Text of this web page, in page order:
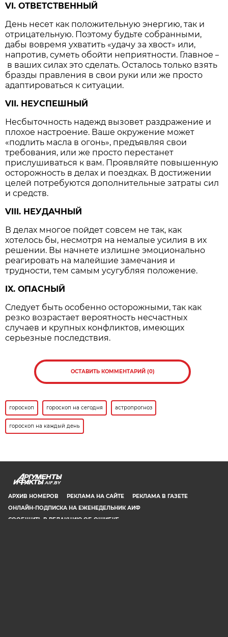
VI. ОТВЕТСТВЕННЫЙ
День несет как положительную энергию, так и
отрицательную. Поэтому будьте собранными,
дабы вовремя ухватить «удачу за хвост» или,
напротив, суметь обойти неприятности. Главное–
в ваших силах это сделать. Осталось только взять
бразды правления в свои руки или же просто
адаптироваться к ситуации.
VII. НЕУСПЕШНЫЙ
Несбыточность надежд вызовет раздражение и
плохое настроение. Ваше окружение может
«подлить масла в огонь», предъявляя свои
требования, или же просто перестанет
прислушиваться к вам. Проявляйте повышенную
осторожность в делах и поездках. В достижении
целей потребуются дополнительные затраты сил
и средств.
VIII. НЕУДАЧНЫЙ
В делах многое пойдет совсем не так, как
хотелось бы, несмотря на немалые усилия в их
решении. Вы начнете излишне эмоционально
реагировать на малейшие замечания и
трудности, тем самым усугубляя положение.
IX. ОПАСНЫЙ
Следует быть особенно осторожными, так как
резко возрастает вероятность несчастных
случаев и крупных конфликтов, имеющих
серьезные последствия.
ОСТАВИТЬ КОММЕНТАРИЙ (0)
гороскоп гороскоп на сегодня астропрогноз
гороскоп на каждый день
AIF.BY
АРХИВ НОМЕРОВ РЕКЛАМА НА САЙТЕ
РЕКЛАМА В ГАЗЕТЕ
ОНЛАЙН-ПОДПИСКА НА ЕЖЕНЕДЕЛЬНИК АИФ
СООБЩИТЬ В РЕДАКЦИЮ ОБ ОШИБКЕ